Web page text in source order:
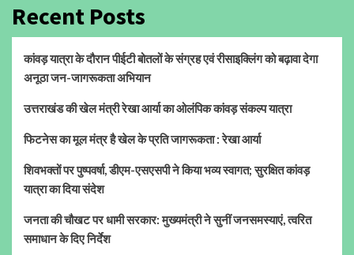
Recent Posts
कांवड़ यात्रा के दौरान पीईटी बोतलों के संग्रह एवं रीसाइक्लिंग को बढ़ावा देगा
अनूठा जन-जागरूकता अभियान
उत्तराखंड की खेल मंत्री रेखा आर्या का ओलंपिक कांवड़ संकल्प यात्रा
फिटनेस का मूल मंत्र है खेल के प्रति जागरूकता : रेखा आर्या
शिवभक्तों पर पुष्पवर्षा, डीएम-एसएसपी ने किया भव्य स्वागत; सुरक्षित कांवड़
यात्रा का दिया संदेश
जनता की चौखट पर धामी सरकार: मुख्यमंत्री ने सुनीं जनसमस्याएं, त्वरित
समाधान के दिए निर्देश